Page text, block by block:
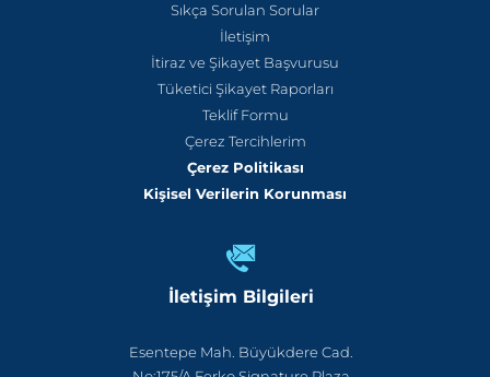
Sıkça Sorulan Sorular
İletişim
İtiraz ve Şikayet Başvurusu
Tüketici Şikayet Raporları
Teklif Formu
Çerez Tercihlerim
Çerez Politikası
Kişisel Verilerin Korunması
İletişim Bilgileri
Esentepe Mah. Büyükdere Cad.